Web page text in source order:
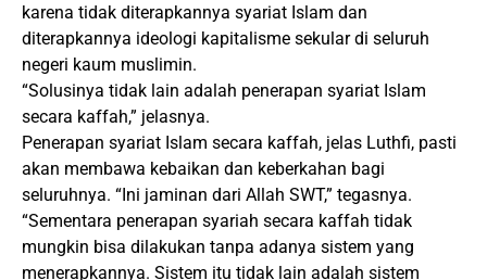
karena tidak diterapkannya syariat Islam dan
diterapkannya ideologi kapitalisme sekular di seluruh
negeri kaum muslimin.
“Solusinya tidak lain adalah penerapan syariat Islam
secara kaffah,” jelasnya.
Penerapan syariat Islam secara kaffah, jelas Luthfi, pasti
akan membawa kebaikan dan keberkahan bagi
seluruhnya. “Ini jaminan dari Allah SWT,” tegasnya.
“Sementara penerapan syariah secara kaffah tidak
mungkin bisa dilakukan tanpa adanya sistem yang
menerapkannya. Sistem itu tidak lain adalah sistem